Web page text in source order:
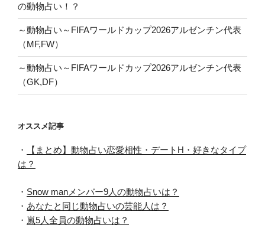
の動物占い！？
～動物占い～FIFAワールドカップ2026アルゼンチン代表
（MF,FW）
～動物占い～FIFAワールドカップ2026アルゼンチン代表
（GK,DF）
オススメ記事
・
【まとめ】動物占い恋愛相性・デートH・好きなタイプ
は？
・ Snow manメンバー9人の動物占いは？
・ あなたと同じ動物占いの芸能人は？
・ 嵐5人全員の動物占いは？